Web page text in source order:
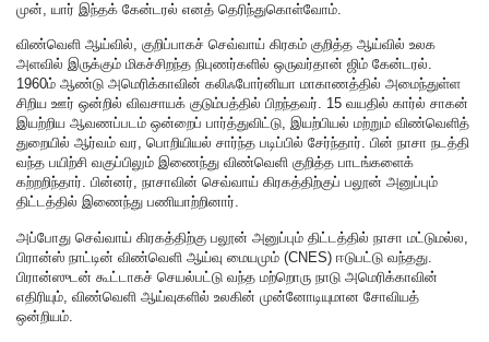
முன், யார் இந்தக் கேன்டரல் எனத் தெரிந்துகொள்வோம்.
விண்வெளி ஆய்வில், குறிப்பாகச் செவ்வாய் கிரகம் குறித்த ஆய்வில் உலக
அளவில் இருக்கும் மிகச்சிறந்த நிபுணர்களில் ஒருவர்தான் ஜிம் கேன்டரல்.
1960ம் ஆண்டு அமெரிக்காவின் கலிஃபோர்னியா மாகாணத்தில் அமைந்துள்ள
சிறிய ஊர் ஒன்றில் விவசாயக் குடும்பத்தில் பிறந்தவர். 15 வயதில் கார்ல் சாகன்
இயற்றிய ஆவணப்படம் ஒன்றைப் பார்த்துவிட்டு, இயற்பியல் மற்றும் விண்வெளித்
துறையில் ஆர்வம் வர, பொறியியல் சார்ந்த படிப்பில் சேர்ந்தார். பின் நாசா நடத்தி
வந்த பயிற்சி வகுப்பிலும் இணைந்து விண்வெளி குறித்த பாடங்களைக்
கற்றறிந்தார். பின்னர், நாசாவின் செவ்வாய் கிரகத்திற்குப் பலூன் அனுப்பும்
திட்டத்தில் இணைந்து பணியாற்றினார்.
அப்போது செவ்வாய் கிரகத்திற்கு பலூன் அனுப்பும் திட்டத்தில் நாசா மட்டுமல்ல,
பிரான்ஸ் நாட்டின் விண்வெளி ஆய்வு மையமும் (CNES) ஈடுபட்டு வந்தது.
பிரான்ஸுடன் கூட்டாகச் செயல்பட்டு வந்த மற்றொரு நாடு அமெரிக்காவின்
எதிரியும், விண்வெளி ஆய்வுகளில் உலகின் முன்னோடியுமான சோவியத்
ஒன்றியம்.